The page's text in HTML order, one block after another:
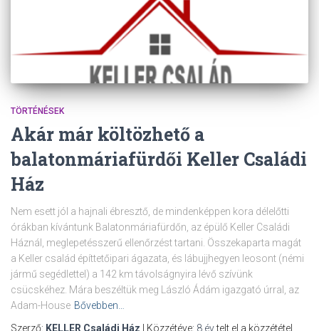
TÖRTÉNÉSEK
Akár már költözhető a
balatonmáriafürdői Keller Családi
Ház
Nem esett jól a hajnali ébresztő, de mindenképpen kora délelőtti
órákban kívántunk Balatonmáriafürdőn, az épülő Keller Családi
Háznál, meglepetésszerű ellenőrzést tartani. Összekaparta magát
a Keller család építtetőipari ágazata, és lábujjhegyen leosont (némi
jármű segédlettel) a 142 km távolságnyira lévő szívünk
csücskéhez. Mára beszéltük meg László Ádám igazgató úrral, az
Adam-House Bővebben…
Szerző: KELLER Családi Ház | Közzétéve: 8 évtelt el a közzététel